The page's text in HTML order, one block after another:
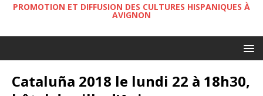
PROMOTION ET DIFFUSION DES CULTURES HISPANIQUES À
AVIGNON
Cataluña 2018 le lundi 22 à 18h30,